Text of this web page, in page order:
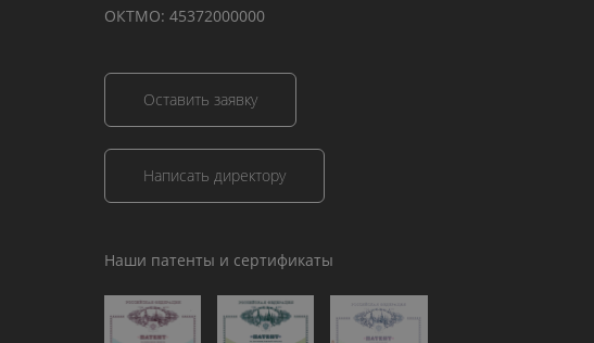
ОКТМО: 45372000000
Оставить заявку
Написать директору
Наши патенты и сертификаты